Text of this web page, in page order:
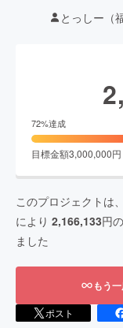
とっしー（
72%達成
目標金額3,000,000円
このプロジェクトは、
により 2,166,133円
ました
もう
ポスト